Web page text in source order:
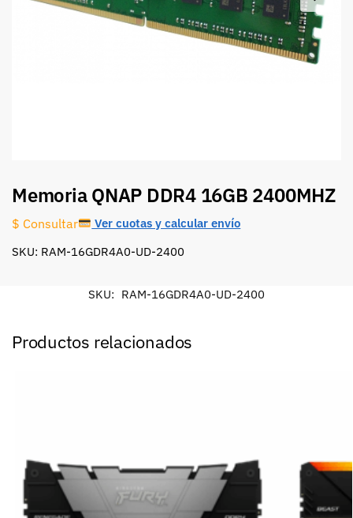
Memoria QNAP DDR4 16GB 2400MHZ
$ Consultar Ver cuotas y calcular envío
SKU: RAM-16GDR4A0-UD-2400
SKU: RAM-16GDR4A0-UD-2400
Productos relacionados